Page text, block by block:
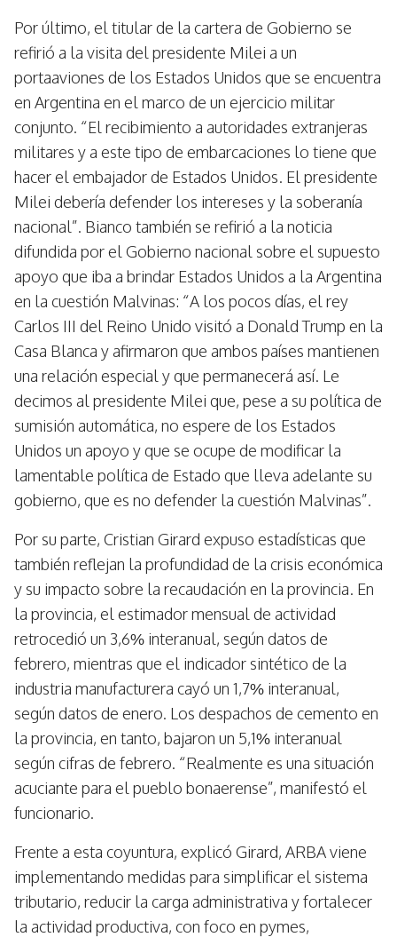
Por último, el titular de la cartera de Gobierno se
refirió a la visita del presidente Milei a un
portaaviones de los Estados Unidos que se encuentra
en Argentina en el marco de un ejercicio militar
conjunto. “El recibimiento a autoridades extranjeras
militares y a este tipo de embarcaciones lo tiene que
hacer el embajador de Estados Unidos. El presidente
Milei debería defender los intereses y la soberanía
nacional”. Bianco también se refirió a la noticia
difundida por el Gobierno nacional sobre el supuesto
apoyo que iba a brindar Estados Unidos a la Argentina
en la cuestión Malvinas: “A los pocos días, el rey
Carlos III del Reino Unido visitó a Donald Trump en la
Casa Blanca y afirmaron que ambos países mantienen
una relación especial y que permanecerá así. Le
decimos al presidente Milei que, pese a su política de
sumisión automática, no espere de los Estados
Unidos un apoyo y que se ocupe de modificar la
lamentable política de Estado que lleva adelante su
gobierno, que es no defender la cuestión Malvinas”.
Por su parte, Cristian Girard expuso estadísticas que
también reflejan la profundidad de la crisis económica
y su impacto sobre la recaudación en la provincia. En
la provincia, el estimador mensual de actividad
retrocedió un 3,6% interanual, según datos de
febrero, mientras que el indicador sintético de la
industria manufacturera cayó un 1,7% interanual,
según datos de enero. Los despachos de cemento en
la provincia, en tanto, bajaron un 5,1% interanual
según cifras de febrero. “Realmente es una situación
acuciante para el pueblo bonaerense”, manifestó el
funcionario.
Frente a esta coyuntura, explicó Girard, ARBA viene
implementando medidas para simplificar el sistema
tributario, reducir la carga administrativa y fortalecer
la actividad productiva, con foco en pymes,